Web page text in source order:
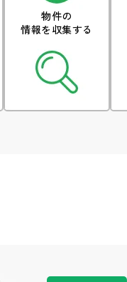
物件の
情報を収集する